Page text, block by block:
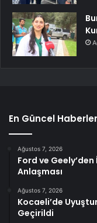
En Güncel Haberler
Ağustos 7, 2026
Ford ve
Anlaşması
Ağustos 7, 2026
Kocaeli’de
Geçirildi